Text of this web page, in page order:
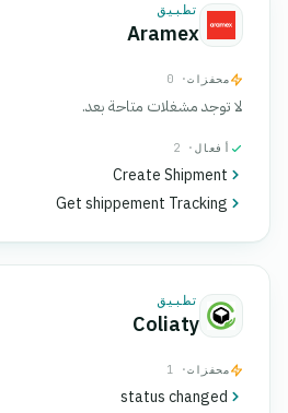
تطبيق
Aramex
محفزات· 0
لا توجد مشغلات متاحة بعد.
أفعال · 2
Create Shipment
Get shippement Tracking
تطبيق
Coliaty
محفزات· 1
status changed